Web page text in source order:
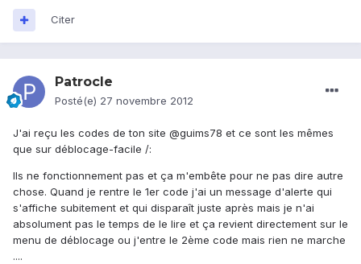
Citer
Patrocle
Posté(e) 27 novembre 2012
J'ai reçu les codes de ton site @guims78 et ce sont les mêmes
que sur déblocage-facile /:
Ils ne fonctionnement pas et ça m'embête pour ne pas dire autre
chose. Quand je rentre le 1er code j'ai un message d'alerte qui
s'affiche subitement et qui disparaît juste après mais je n'ai
absolument pas le temps de le lire et ça revient directement sur le
menu de déblocage ou j'entre le 2ème code mais rien ne marche
....